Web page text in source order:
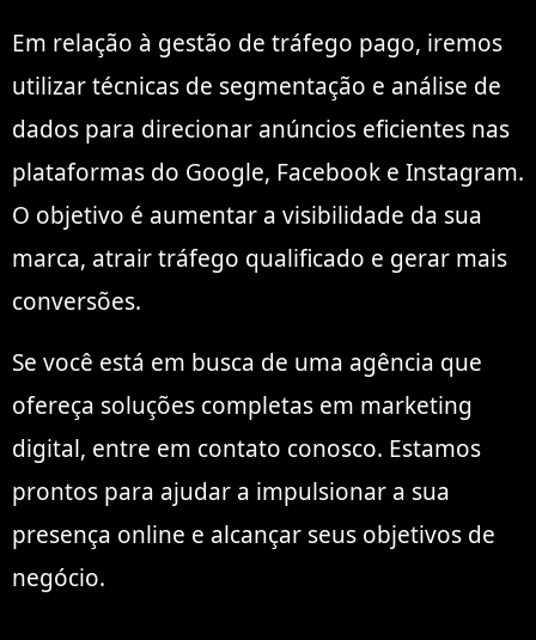
Em relação à gestão de tráfego pago, iremos
utilizar técnicas de segmentação e análise de
dados para direcionar anúncios eficientes nas
plataformas do Google, Facebook e Instagram.
O objetivo é aumentar a visibilidade da sua
marca, atrair tráfego qualificado e gerar mais
conversões.
Se você está em busca de uma agência que
ofereça soluções completas em marketing
digital, entre em contato conosco. Estamos
prontos para ajudar a impulsionar a sua
presença online e alcançar seus objetivos de
negócio.